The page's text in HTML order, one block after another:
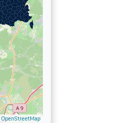
OpenStreetMap